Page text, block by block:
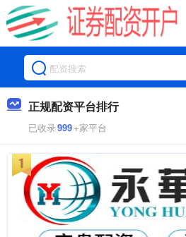
正规配资平台排行
已收录999+家平台